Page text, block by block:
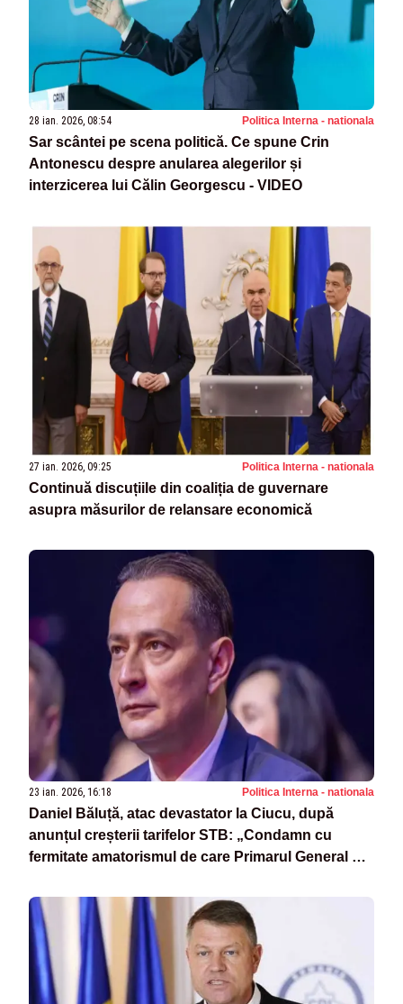
28 ian. 2026, 08:54 Politica Interna - nationala
Sar scântei pe scena politică. Ce spune Crin
Antonescu despre anularea alegerilor și
interzicerea lui Călin Georgescu - VIDEO
27 ian. 2026, 09:25 Politica Interna - nationala
Continuă discuțiile din coaliția de guvernare
asupra măsurilor de relansare economică
23 ian. 2026, 16:18 Politica Interna - nationala
Daniel Băluță, atac devastator la Ciucu, după
anunțul creșterii tarifelor STB: „Condamn cu
fermitate amatorismul de care Primarul General dă